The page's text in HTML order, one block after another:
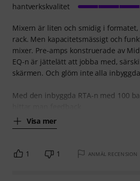
Mixern är liten och smidig i
rack. Men kapacitetsmässigt och
mixer. Pre-amps konstruerade av
EQ-n är jättelätt att jobba med,
skärmen. Och glöm inte alla
Med den inbyggda RTA-n med 100
Visa mer
hantverkskvalitet
1 1 ANMÄL RECENSION